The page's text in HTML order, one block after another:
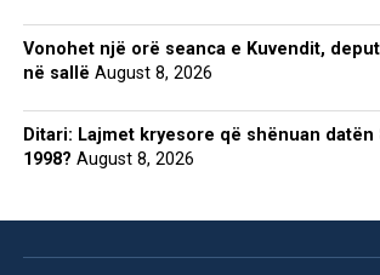
Vonohet një orë seanca e Kuvendit,
në sallë August 8, 2026
Ditari: Lajmet kryesore që shënuan datën
1998? August 8, 2026